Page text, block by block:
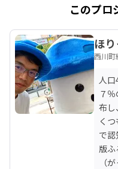
このプロ
ほ
西川
人
７
布し
く
で
版
（